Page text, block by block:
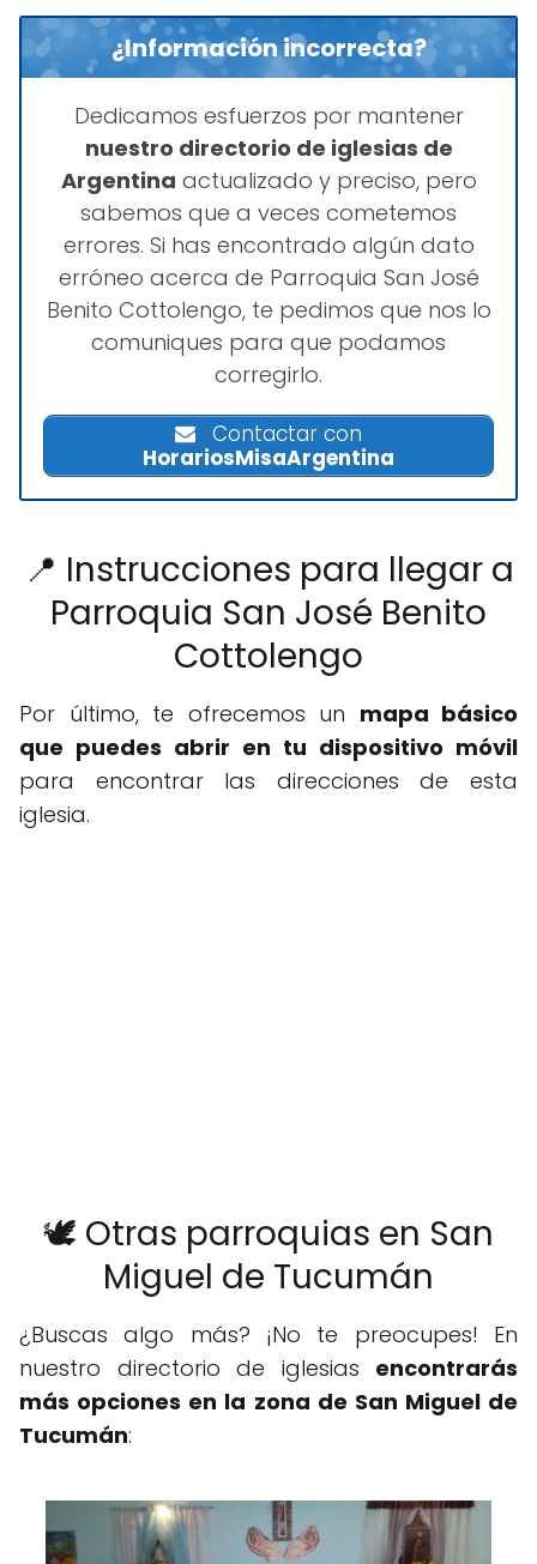
¿Información incorrecta?
Dedicamos esfuerzos por mantener
nuestro directorio de iglesias de
Argentina actualizado y preciso, pero
sabemos que a veces cometemos
errores. Si has encontrado algún dato
erróneo acerca de Parroquia San José
Benito Cottolengo, te pedimos que nos lo
comuniques para que podamos
corregirlo.
Contactar con
HorariosMisaArgentina
📍 Instrucciones para llegar a
Parroquia San José Benito
Cottolengo
Por último, te ofrecemos un mapa básico
que puedes abrir en tu dispositivo móvil
para encontrar las direcciones de esta
iglesia.
🕊️ Otras parroquias en San
Miguel de Tucumán
¿Buscas algo más? ¡No te preocupes! En
nuestro directorio de iglesias encontrarás
más opciones en la zona de San Miguel de
Tucumán: